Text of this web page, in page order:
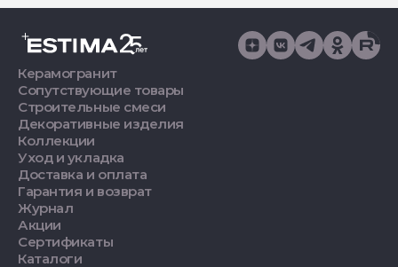
Керамогранит
Сопутствующие товары
Строительные смеси
Декоративные изделия
Коллекции
Уход и укладка
Доставка и оплата
Гарантия и возврат
Журнал
Акции
Сертификаты
Каталоги